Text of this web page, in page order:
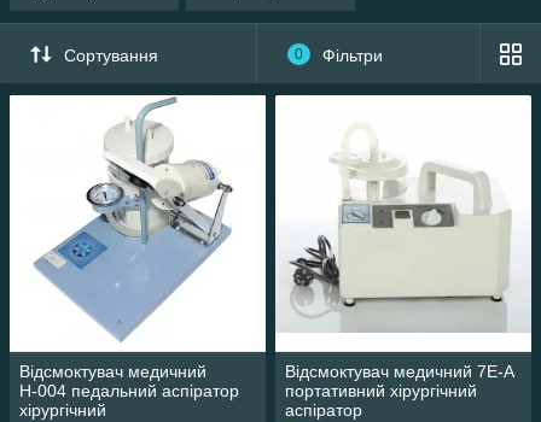
Сортування 0 Фільтри
Відсмоктувач медичний
Н-004 педальний аспіратор
хірургічний
Відсмоктувач медичний 7Е-А
портативний хірургічний
аспіратор